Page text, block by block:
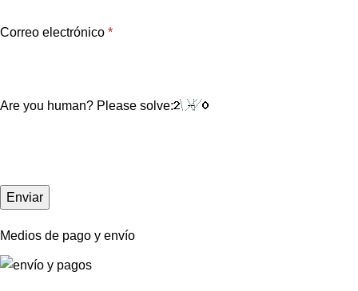
Correo electrónico *
Are you human? Please solve:
Medios de pago y envío